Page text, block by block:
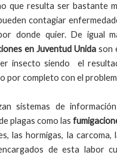
que resulta ser bastante
contagiar
donde quier. De igual
enJuventud Unidason
insecto siendo el
por completo con el
sistemas de
plagas como las
las hormigas, la carcoma,
de esta labor